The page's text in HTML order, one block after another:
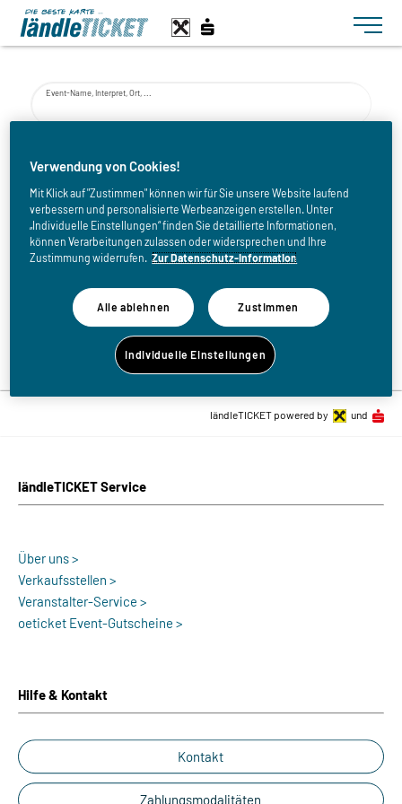
Toggle
Event-Name, Interpret, Ort, ...
bis
Zurück zur Eventliste
ländleTICKET Service
Über uns >
Verkaufsstellen >
Veranstalter-Service >
oeticket Event-Gutscheine >
Hilfe & Kontakt
Kontakt
Zahlungsmodalitäten
ländleTICKET powered by und
Verwendung von Cookies!
Mit Klick auf "Zustimmen" können wir für Sie unsere Website laufend
verbessern und personalisierte Werbeanzeigen erstellen. Unter
„Individuelle Einstellungen“ finden Sie detaillierte Informationen,
können Verarbeitungen zulassen oder widersprechen und Ihre
Zustimmung widerrufen. Zur Datenschutz-Information
Alle ablehnen Zustimmen
Individuelle Einstellungen